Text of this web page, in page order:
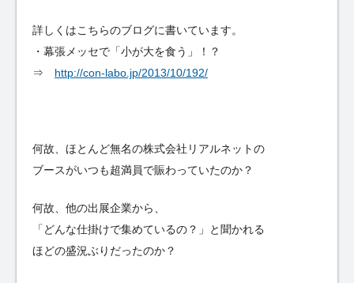
詳しくはこちらのブログに書いています。
・幕張メッセで「小が大を食う」！？
⇒ http://con-labo.jp/2013/10/192/
何故、ほとんど無名の株式会社リアルネットの
ブースがいつも超満員で賑わっていたのか？
何故、他の出展企業から、
「どんな仕掛けで集めているの？」と聞かれる
ほどの盛況ぶりだったのか？